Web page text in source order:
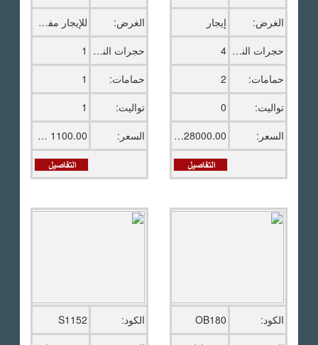
الغرض:
إيجار
حجرات النوم: 4
حمامات:
2
تواليت:
0
السعر:
28000.00 ج.م
الغرض:
للإيجار مفروش
حجرات النوم: 1
حمامات:
1
تواليت:
1
السعر:
1100.00 دولار امريكى
الكود:
OB180
الكود:
S1152